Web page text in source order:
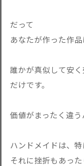
だって
あなたが作った作
誰かが真似して安
だけです。
価値がまったく違う
ハンドメイドは、
それに挫折もあっ